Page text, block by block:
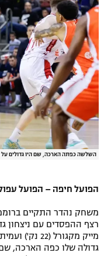
הצטרפות לחבילת
לוח דרושים – ג'ובנט
תגיות
המגזין
השלשה כפתה הארכה, שם היו גדולים על
הפועל חיפה – הפועל עפולה 82:88 (לאחר
משחק נהדר התקיים
רצף ההפסדים עם ניצחון
גדולה שלו כפה הארכה,